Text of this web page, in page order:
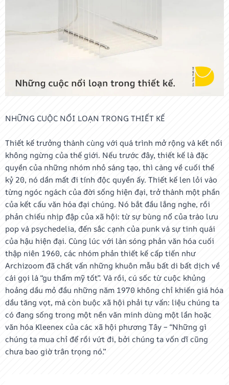
NHỮNG CUỘC NỔI LOẠN TRONG THIẾT KẾ
Thiết kế trưởng thành cùng với quá trình mở rộng và kết nối
không ngừng của thế giới. Nếu trước đây, thiết kế là đặc
quyền của những nhóm nhỏ sáng tạo, thì càng về cuối thế
kỷ 20, nó dần mất đi tính độc quyền ấy. Thiết kế len lỏi vào
từng ngóc ngách của đời sống hiện đại, trở thành một phần
của kết cấu văn hóa đại chúng. Nó bắt đầu lắng nghe, rồi
phản chiếu nhịp đập của xã hội: từ sự bùng nổ của trào lưu
pop và psychedelia, đến sắc cạnh của punk và sự tinh quái
của hậu hiện đại. Cùng lúc với làn sóng phản văn hóa cuối
thập niên 1960, các nhóm phản thiết kế cấp tiến như
Archizoom đã chất vấn những khuôn mẫu bất di bất dịch về
cái gọi là “gu thẩm mỹ tốt”. Và rồi, cú sốc từ cuộc khủng
hoảng dầu mỏ đầu những năm 1970 không chỉ khiến giá hóa
dầu tăng vọt, mà còn buộc xã hội phải tự vấn: liệu chúng ta
có đang sống trong một nền văn minh dùng một lần hoặc
văn hóa Kleenex của các xã hội phương Tây – “Những gì
chúng ta mua chỉ để rồi vứt đi, bởi chúng ta vốn dĩ cũng
chưa bao giờ trân trọng nó.”